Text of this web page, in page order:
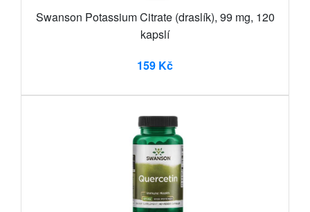
Swanson Potassium Citrate (draslík), 99 mg, 120
kapslí
159 Kč